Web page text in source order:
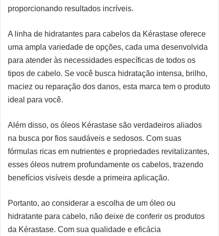
proporcionando resultados incríveis.
A linha de hidratantes para cabelos da Kérastase oferece
uma ampla variedade de opções, cada uma desenvolvida
para atender às necessidades específicas de todos os
tipos de cabelo. Se você busca hidratação intensa, brilho,
maciez ou reparação dos danos, esta marca tem o produto
ideal para você.
Além disso, os óleos Kérastase são verdadeiros aliados
na busca por fios saudáveis e sedosos. Com suas
fórmulas ricas em nutrientes e propriedades revitalizantes,
esses óleos nutrem profundamente os cabelos, trazendo
benefícios visíveis desde a primeira aplicação.
Portanto, ao considerar a escolha de um óleo ou
hidratante para cabelo, não deixe de conferir os produtos
da Kérastase. Com sua qualidade e eficácia